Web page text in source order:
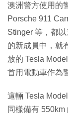
澳洲警方使用的
Porsche 911
Stinger 等，都
的新成員中，就
放的 Tesla
首用電動車作為
這輛 Tesla
同樣備有